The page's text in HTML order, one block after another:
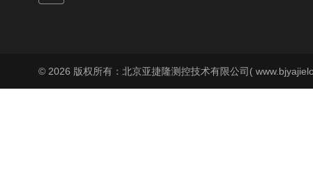
© 2026 版权所有：北京亚捷隆测控技术有限公司(